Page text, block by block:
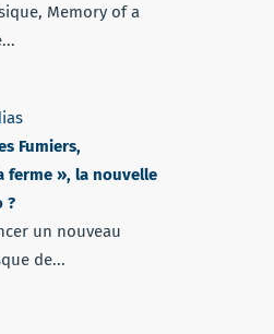
Memory of a
Fumiers,
ferme », la nouvelle
?
un nouveau
de...